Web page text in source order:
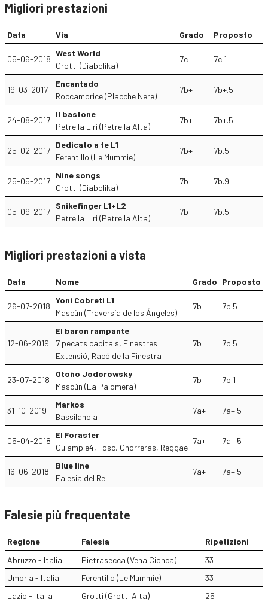
Migliori prestazioni
Data Via Grado Proposto
05-06-2018
West World
Grotti (Diabolika)
7c 7c.1
19-03-2017
Encantado
Roccamorice (Placche Nere)
7b+ 7b+.5
24-08-2017
Il bastone
Petrella Liri (Petrella Alta)
7b+ 7b+.5
25-02-2017
Dedicato a te L1
Ferentillo (Le Mummie)
7b+ 7b.5
25-05-2017
Nine songs
Grotti (Diabolika)
7b 7b.9
05-09-2017
Snikefinger L1+L2
Petrella Liri (Petrella Alta)
7b 7b.5
Migliori prestazioni a vista
Data Nome Grado Proposto
26-07-2018
Yoni Cobreti L1
Mascùn (Traversía de los Ángeles)
7b 7b.5
12-06-2019
El baron rampante
7 pecats capitals, Finestres
Extensió, Racó de la Finestra
7b 7b.5
23-07-2018
Otoño Jodorowsky
Mascùn (La Palomera)
7b 7b.1
31-10-2019
Markos
Bassilandia
7a+ 7a+.5
05-04-2018
El Foraster
CulampIe4, Fosc, Chorreras, Reggae
7a+ 7a+.5
16-06-2018
Blue line
Falesia del Re
7a+ 7a+.5
Falesie più frequentate
Regione Falesia
Ripetizioni
Abruzzo - Italia
Pietrasecca (Vena Cionca)
33
Umbria - Italia
Ferentillo (Le Mummie)
33
Lazio - Italia
Grotti (Grotti Alta) 25